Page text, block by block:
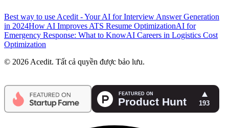
Best way to use Acedit - Your AI for Interview Answer Generation
in 2024How AI Improves ATS Resume OptimizationAI for
Emergency Response: What to KnowAI Careers in Logistics Cost
Optimization
© 2026 Acedit. Tất cả quyền được bảo lưu.